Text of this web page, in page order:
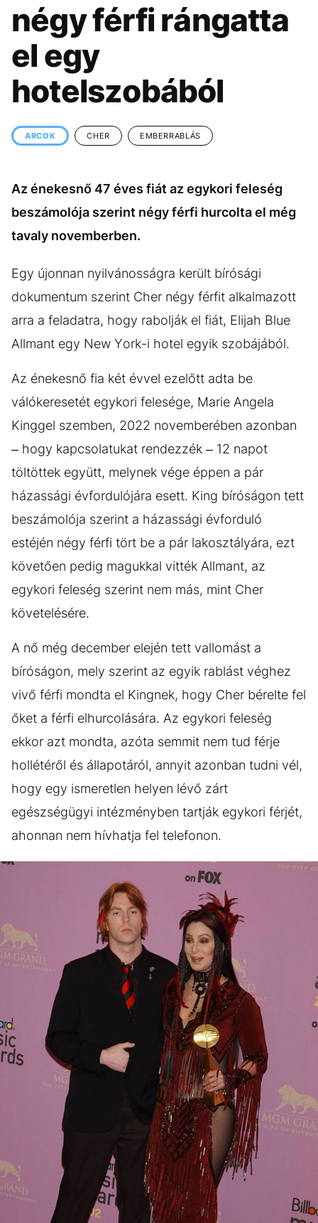
KÖZÉLET UTAZÁS
ÉLETMÓD DESIGN
BESZÉLGETÉSEK
VIDEÓ TÖRTÉNETEK
négy férfi rángatta
el egy
hotelszobából
ARCOK CHER EMBERRABLÁS
Az énekesnő 47 éves fiát az egykori feleség
beszámolója szerint négy férfi hurcolta el még
tavaly novemberben.
Egy újonnan nyilvánosságra került bírósági
dokumentum szerint Cher négy férfit alkalmazott
arra a feladatra, hogy rabolják el fiát, Elijah Blue
Allmant egy New York-i hotel egyik szobájából.
Az énekesnő fia két évvel ezelőtt adta be
válókeresetét egykori felesége, Marie Angela
Kinggel szemben, 2022 novemberében azonban
– hogy kapcsolatukat rendezzék – 12 napot
töltöttek együtt, melynek vége éppen a pár
házassági évfordulójára esett. King bíróságon tett
beszámolója szerint a házassági évforduló
estéjén négy férfi tört be a pár lakosztályára, ezt
követően pedig magukkal vitték Allmant, az
egykori feleség szerint nem más, mint Cher
követelésére.
A nő még december elején tett vallomást a
bíróságon, mely szerint az egyik rablást véghez
vivő férfi mondta el Kingnek, hogy Cher bérelte fel
őket a férfi elhurcolására. Az egykori feleség
ekkor azt mondta, azóta semmit nem tud férje
hollétéről és állapotáról, annyit azonban tudni vél,
hogy egy ismeretlen helyen lévő zárt
egészségügyi intézményben tartják egykori férjét,
ahonnan nem hívhatja fel telefonon.